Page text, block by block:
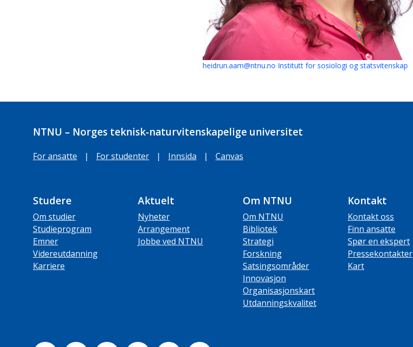
heidrun.aam@ntnu.no Institutt for sosiologi og statsvitenskap
NTNU – Norges teknisk-naturvitenskapelige universitet
For ansatte | For studenter | Innsida | Canvas
Studere
Om studier
Studieprogram
Emner
Videreutdanning
Karriere
Aktuelt
Nyheter
Arrangement
Jobbe ved NTNU
Om NTNU
Om NTNU
Bibliotek
Strategi
Forskning
Satsingsområder
Innovasjon
Organisasjonskart
Utdanningskvalitet
Kontakt
Kontakt oss
Finn ansatte
Spør en ekspert
Pressekontakter
Kart